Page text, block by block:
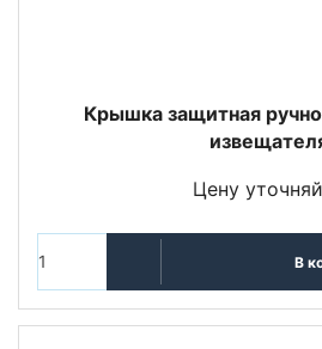
Крышка защитная
Цену
В